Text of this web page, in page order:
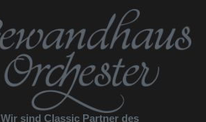
Wir sind Classic Partner des